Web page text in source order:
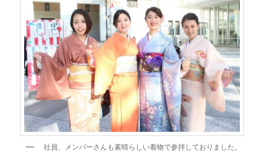
社員、メンバーさんも素晴らしい着物で参拝しておりました。